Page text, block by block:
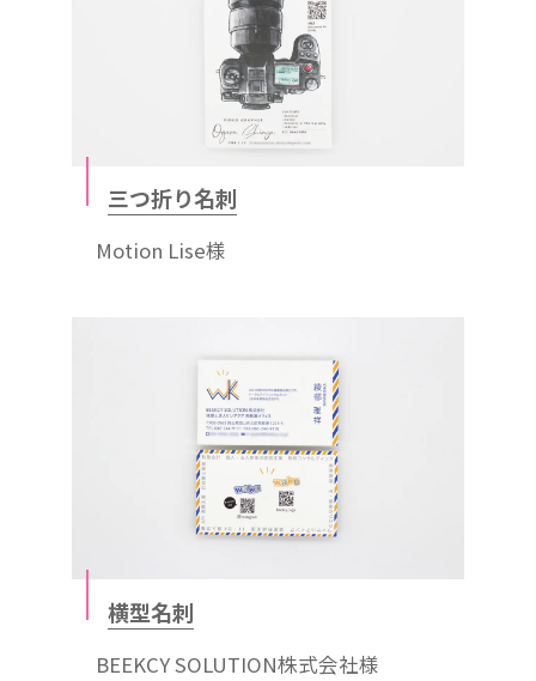
三つ折り名刺
Motion Lise様
横型名刺
BEEKCY SOLUTION株式会社様